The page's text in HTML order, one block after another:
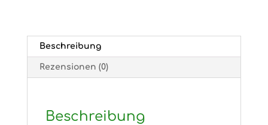
Beschreibung
Rezensionen (0)
Beschreibung